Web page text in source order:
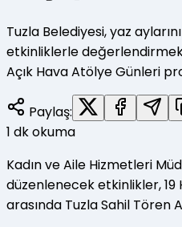
Tuzla Belediyesi, yaz
etkinliklerle
Açık Hava Atölye Günleri
Paylaş:
1 dk okuma
Kadın ve Aile Hizmetleri
düzenlenecek etkinlikler,
arasında Tuzla Sahil Tören